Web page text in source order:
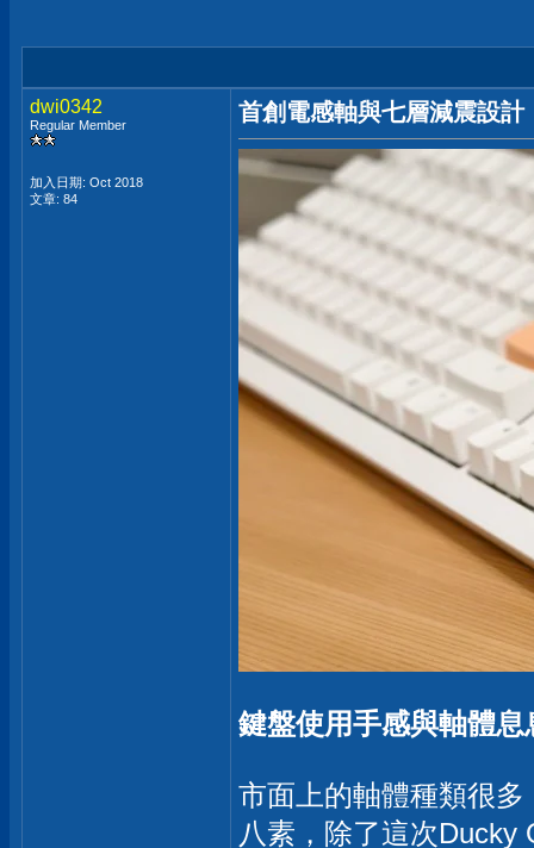
dwi0342
Regular Member
加入日期: Oct 2018
文章: 84
首創電感軸與七層減震設
鍵盤使用手感與軸體息
市面上的軸體種類很
八素，除了這次Ducky